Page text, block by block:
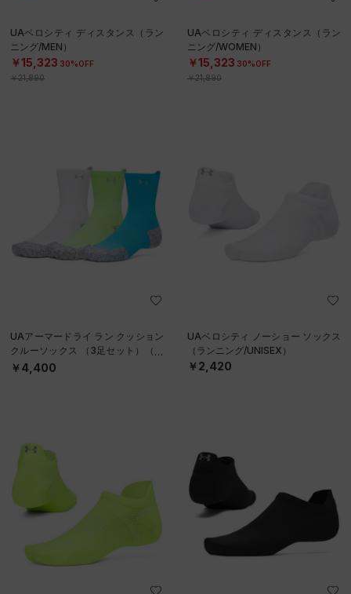
UAベロシティ ディスタンス（ラン
ニング/MEN）
￥15,323 30%OFF
￥21,890
UAベロシティ ディスタンス（ラン
ニング/WOMEN）
￥15,323 30%OFF
￥21,890
UAアーマードライ ラン クッション
クルーソックス （3足セット）（ラ
ンニング/UNISEX）
￥4,400
UAベロシティ ノーショー ソックス
（ランニング/UNISEX）
￥2,420